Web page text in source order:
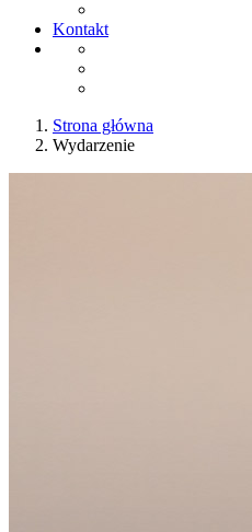
Kontakt
Strona główna
Wydarzenie